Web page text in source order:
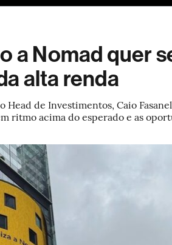
a Nomad quer
alta renda
Head de Investimentos, Caio
ritmo acima do esperado e as